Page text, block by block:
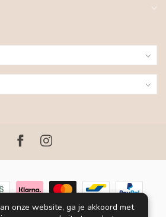
onze website, ga je akkoord met